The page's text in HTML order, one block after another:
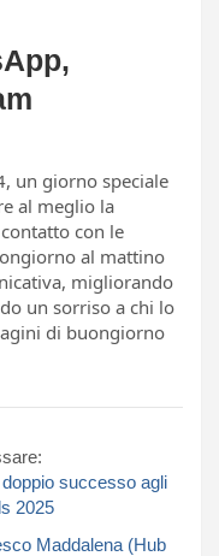
un giorno speciale
al meglio la
con le
al mattino
migliorando
un sorriso a chi lo
di buongiorno
successo agli
2025
Maddalena (Hub